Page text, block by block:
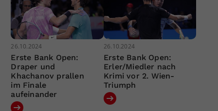
26.10.2024
Erste Bank Open:
Draper und
Khachanov prallen
im Finale
aufeinander
26.10.2024
Erste Bank Open:
Erler/Miedler nach
Krimi vor 2. Wien-
Triumph